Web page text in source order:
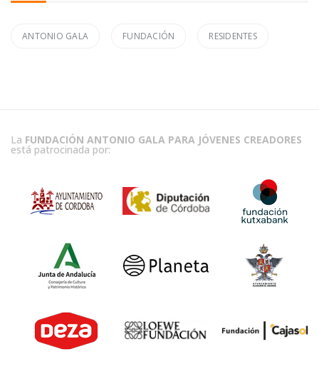
ANTONIO GALA FUNDACIÓN RESIDENTES
La FUNDACIÓN ANTONIO GALA PARA JÓVENES CREADORES
está patrocinada por: